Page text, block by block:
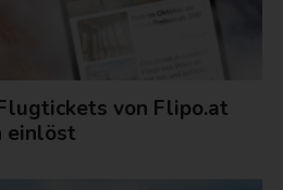
von Flipo.at
einlöst